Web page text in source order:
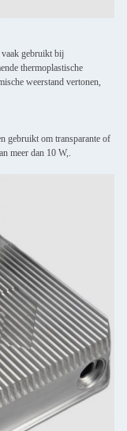
gebruikt bij
thermoplastische
weerstand vertonen,
gebruikt om transparante of
meer dan 10 W,.